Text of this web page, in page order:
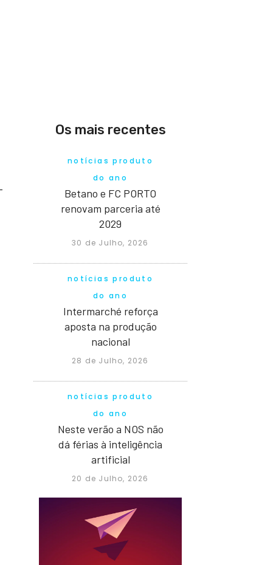
Os mais recentes
notícias produto
do ano
Betano e FC PORTO
renovam parceria até
2029
30 de Julho, 2026
notícias produto
do ano
Intermarché reforça
aposta na produção
nacional
28 de Julho, 2026
notícias produto
do ano
Neste verão a NOS não
dá férias à inteligência
artificial
20 de Julho, 2026